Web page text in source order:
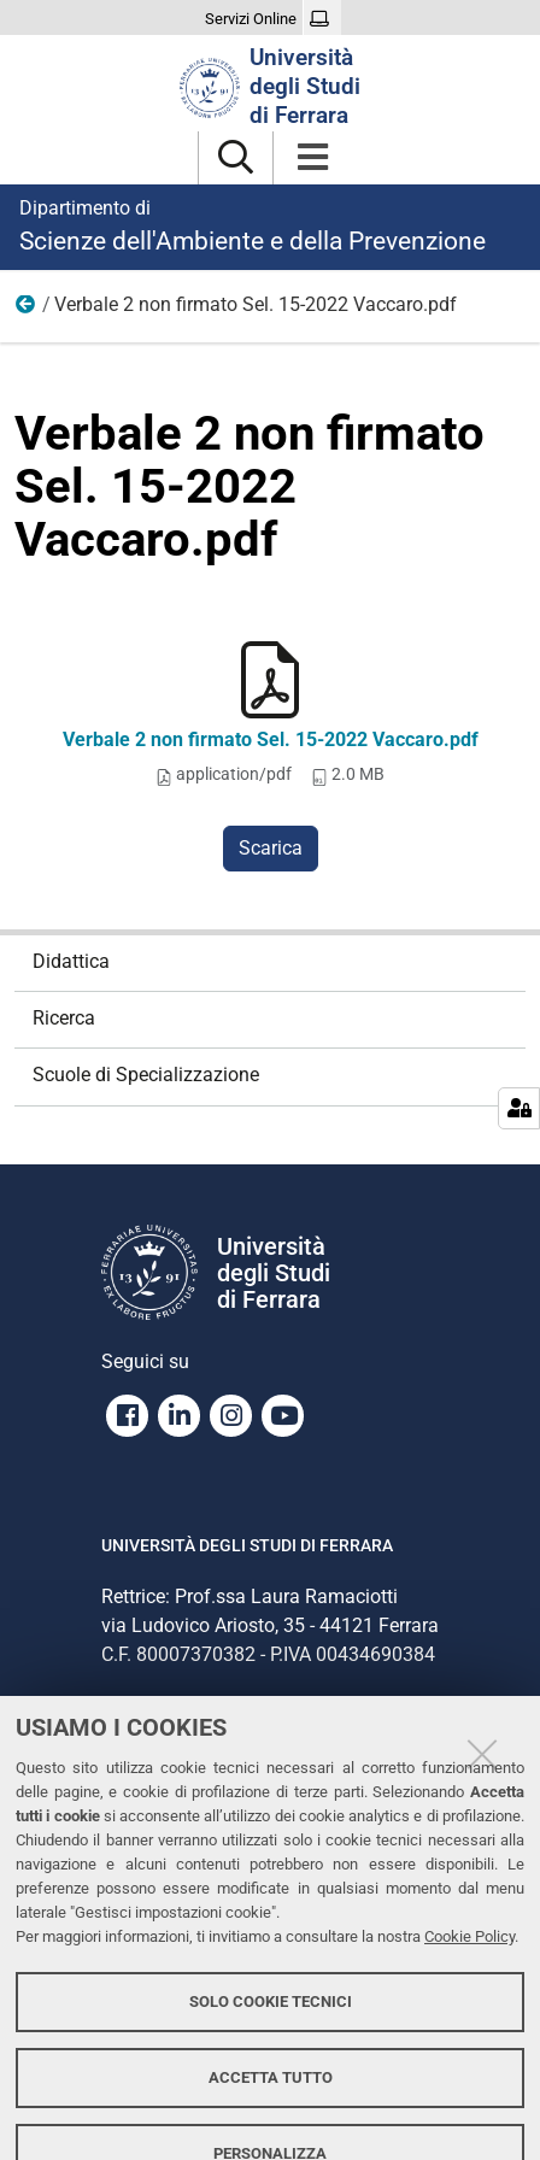
USIAMO I COOKIES
Questo sito utilizza cookie tecnici necessari al corretto funzionamento
delle pagine, e cookie di profilazione di terze parti. Selezionando Accetta
tutti i cookiesi acconsente all’utilizzo dei cookie analytics e di profilazione.
Chiudendo il banner verranno utilizzati solo i cookie tecnici necessari alla
navigazione e alcuni contenuti potrebbero non essere disponibili. Le
preferenze possono essere modificate in qualsiasi momento dal menu
laterale "Gestisci impostazioni cookie".
Per maggiori informazioni, ti invitiamo a consultare la nostra Cookie Policy.
SOLO COOKIE TECNICI
ACCETTA TUTTO
PERSONALIZZA
Servizi Online
Università
degli Studi
di Ferrara
Dipartimento di
Scienze dell'Ambiente e della Prevenzione
Ricerca
Verbale 2 non firmato Sel. 15-2022 Vaccaro.pdf
Verbale 2 non firmato
Sel. 15-2022
Vaccaro.pdf
Verbale 2 non firmato Sel. 15-2022 Vaccaro.pdf
application/pdf 2.0 MB
Scarica
Didattica
Ricerca
Scuole di Specializzazione
Università
degli Studi
di Ferrara
Seguici su
Facebook
LinkedinInstagram
Youtube
UNIVERSITÀ DEGLI STUDI DI FERRARA
Rettrice: Prof.ssa Laura Ramaciotti
via Ludovico Ariosto, 35 - 44121 Ferrara
C.F. 80007370382 - P.IVA 00434690384
CONTATTI
Tel. +39 0532 293111
Fax. +39 0532 293031
PEC
LINKS
Dichiarazione di accessibilità
Protezione dati personali